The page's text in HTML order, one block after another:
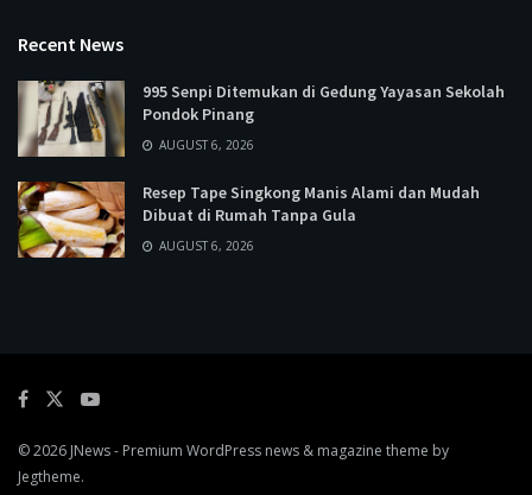
Recent News
995 Senpi Ditemukan di Gedung Yayasan Sekolah
Pondok Pinang
AUGUST 6, 2026
Resep Tape Singkong Manis Alami dan Mudah
Dibuat di Rumah Tanpa Gula
AUGUST 6, 2026
© 2026 JNews- Premium WordPress news & magazine theme by
Jegtheme.